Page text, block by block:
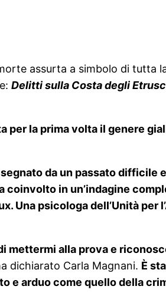
assurta a simbolo di tutta
Delitti sulla Costa degli
per la prima volta il genere
da un passato difficile
in un’indagine
psicologa dell’Unità per
mettermi alla prova e
dichiarato Carla Magnani. È
e arduo come quello della